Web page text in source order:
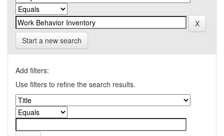
Start a new search
Add filters:
Use filters to refine the search results.